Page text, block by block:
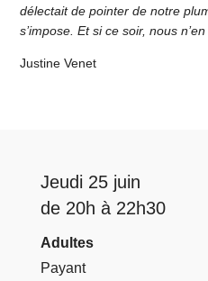
délectait de pointer de notre
s’impose. Et si ce soir, nous
Justine Venet
Jeudi 25 juin
de 20h à 22h30
Adultes
Payant